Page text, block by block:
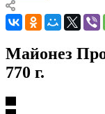
Майонез
770 г.